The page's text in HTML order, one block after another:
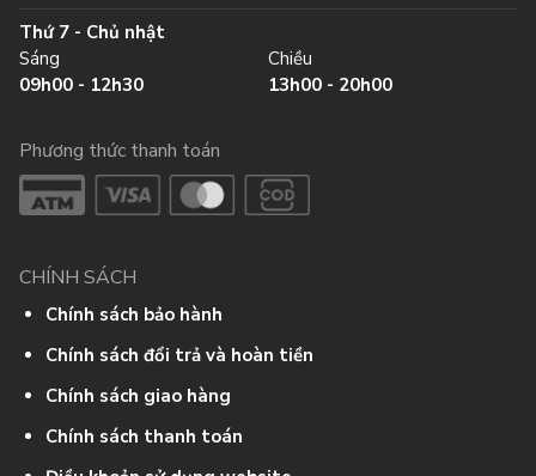
Thứ 7 - Chủ nhật
Sáng
09h00 - 12h30
Chiều
13h00 - 20h00
Phương thức thanh toán
CHÍNH SÁCH
Chính sách bảo hành
Chính sách đổi trả và hoàn tiền
Chính sách giao hàng
Chính sách thanh toán